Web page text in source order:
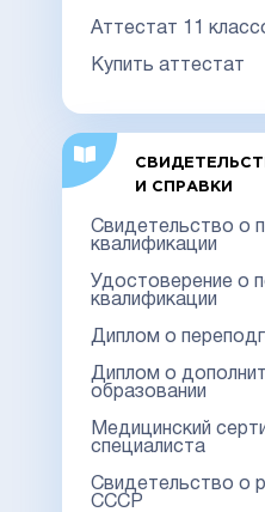
Аттестат 11
Купить аттестат
И СПРАВКИ
Свидетельство о
квалификации
Удостоверение о
квалификации
Диплом о
Диплом о
образовании
Медицинский
специалиста
Свидетельство о
СССР